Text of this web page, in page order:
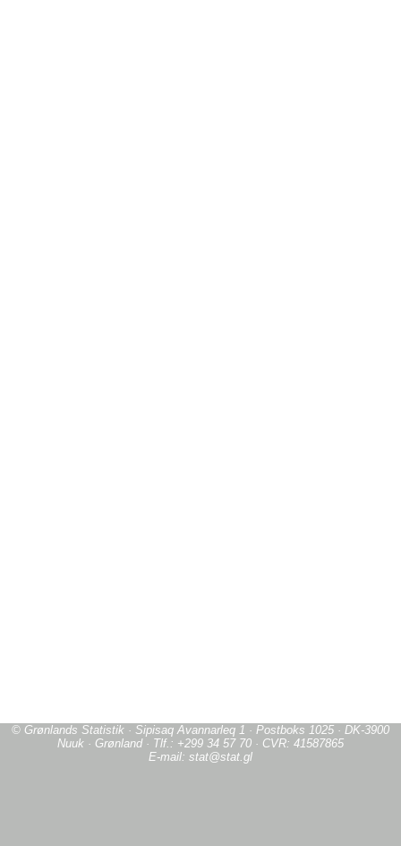
© Grønlands Statistik · Sipisaq Avannarleq 1 · Postboks 1025 · DK-3900
Nuuk · Grønland · Tlf.: +299 34 57 70 · CVR: 41587865
E-mail: stat@stat.gl